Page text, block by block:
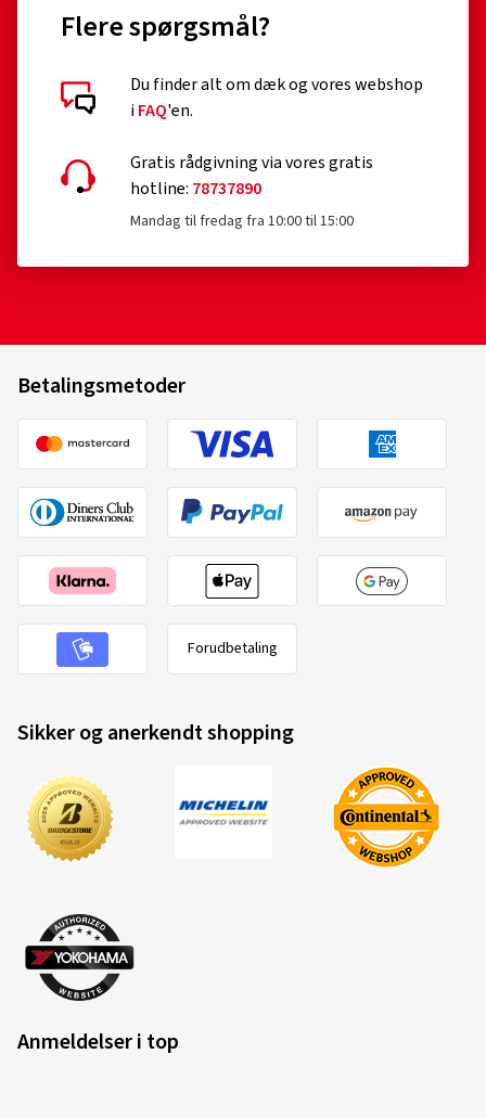
Flere spørgsmål?
Du finder alt om dæk og vores webshop
iFAQ'en.
Gratis rådgivning via vores gratis
hotline: 78737890
Mandag til fredag fra 10:00 til 15:00
Betalingsmetoder
Forudbetaling
Sikker og anerkendt shopping
Anmeldelser i top